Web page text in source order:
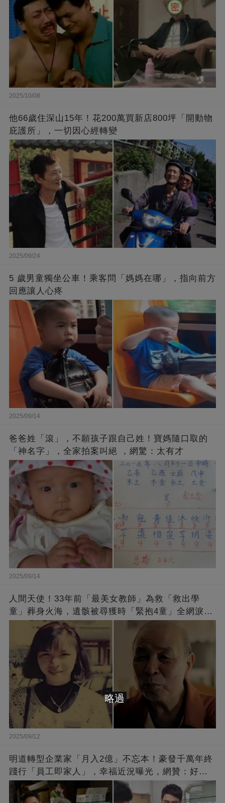
2025/10/08
他66歲住深山15年！花200萬買新店800坪「開動物
庇護所」，一切因心經轉變
2025/09/24
5 歲男童獨坐公車！乘客問「媽媽在哪」，指向前方
回應讓人心疼
2025/09/14
爸爸姓「滾」，不願孩子跟自己姓！寶媽隨口取的
「神名字」，全家拍案叫絕 ，網驚：太有才
2025/09/14
人間天使！33年前「最美女教師」為救「救出學
童」葬身火海，遺骸被尋獲時「緊抱4童」全網淚
崩：真正的英雄不該被遺忘
2025/09/12
明道轉型企業家「月入2億」不忘本！豪發千萬年終
踐行「員工即家人」，幸福近況曝光，網贊：好老
闆的福報
略過